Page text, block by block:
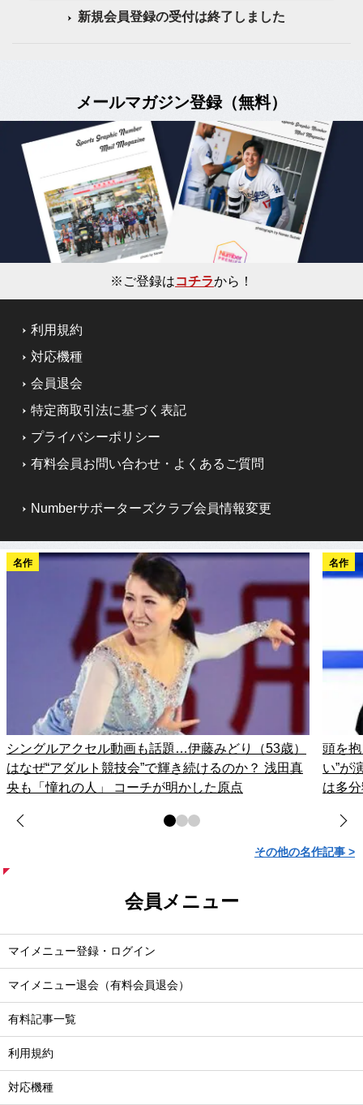
新規会員登録の受付は終了しました
メールマガジン登録（無料）
※ご登録はコチラから！
利用規約
対応機種
会員退会
特定商取引法に基づく表記
プライバシーポリシー
有料会員お問い合わせ・よくあるご質問
Numberサポーターズクラブ会員情報変更
名作
シングルアクセル動画も話題…伊藤みどり（53歳）
はなぜ“アダルト競技会”で輝き続けるのか？ 浅田真
央も「憧れの人」 コーチが明かした原点
名作
頭を
い”が
は多
その他の名作記事 >
会員メニュー
マイメニュー登録・ログイン
マイメニュー退会（有料会員退会）
有料記事一覧
利用規約
対応機種